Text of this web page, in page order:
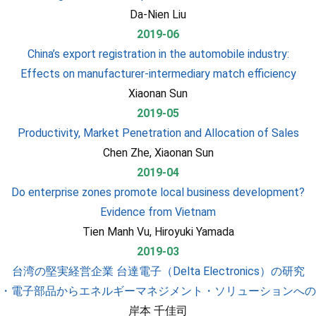
Da-Nien Liu
2019-06
China’s export registration in the automobile industry:
Effects on manufacturer-intermediary match efficiency
Xiaonan Sun
2019-05
Productivity, Market Penetration and Allocation of Sales
Chen Zhe, Xiaonan Sun
2019-04
Do enterprise zones promote local business development?
Evidence from Vietnam
Tien Manh Vu, Hiroyuki Yamada
2019-03
台湾の堅実経営企業 台達電子（Delta Electronics）の研究
電子部品からエネルギーマネジメント・ソリューションへ
岸本 千佳司